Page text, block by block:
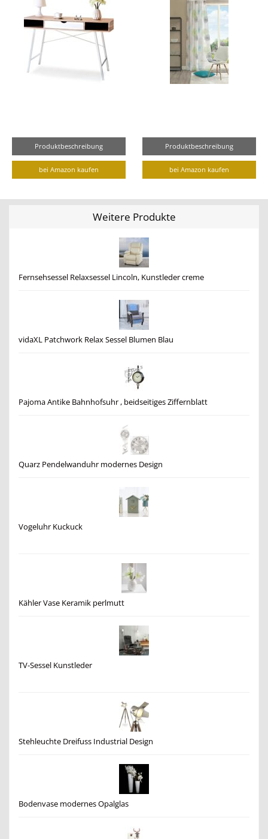
Produktbeschreibung
bei Amazon kaufen
Produktbeschreibung
bei Amazon kaufen
Weitere Produkte
Fernsehsessel Relaxsessel Lincoln, Kunstleder creme
vidaXL Patchwork Relax Sessel Blumen Blau
Pajoma Antike Bahnhofsuhr , beidseitiges Ziffernblatt
Quarz Pendelwanduhr modernes Design
Vogeluhr Kuckuck
Kähler Vase Keramik perlmutt
TV-Sessel Kunstleder
Stehleuchte Dreifuss Industrial Design
Bodenvase modernes Opalglas